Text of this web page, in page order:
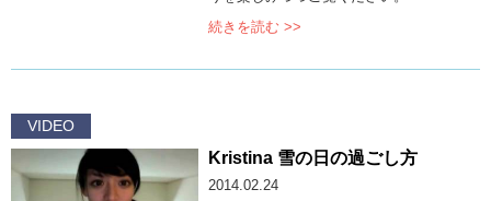
続きを読む >>
VIDEO
Kristina 雪の日の過ごし方
2014.02.24